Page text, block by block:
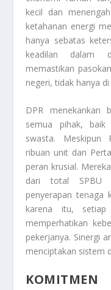
kecil dan
ketahanan energi
hanya sebatas
keadilan dalam
memastikan
negeri, tidak hanya
DPR menekankan
semua pihak, baik
swasta. Meskipun
ribuan unit dan
peran krusial.
dari total SPBU
penyerapan tenaga
karena itu, setiap
memperhatikan
pekerjanya. Sinergi
menciptakan sistem